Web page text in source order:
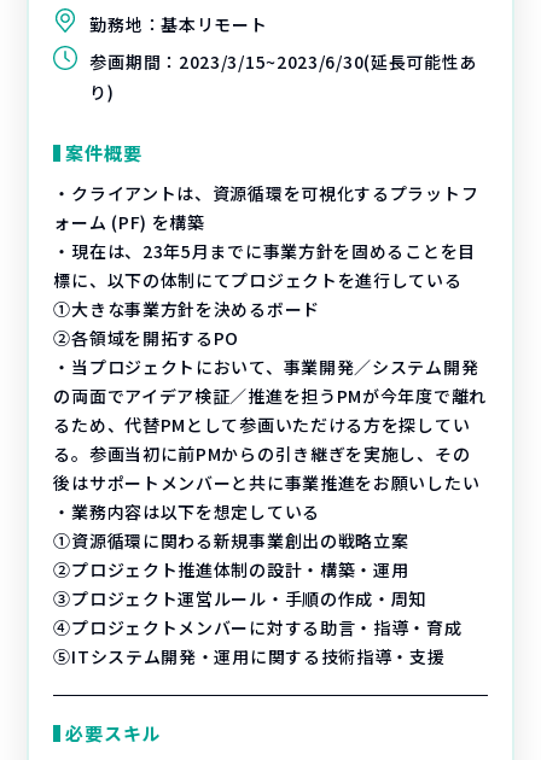
勤務地：基本リモート
参画期間： 2023/3/15~2023/6/30(延長可能性あ
り)
案件概要
・クライアントは、資源循環を可視化するプラットフ
ォーム (PF) を構築
・現在は、23年5月までに事業方針を固めることを目
標に、以下の体制にてプロジェクトを進行している
①大きな事業方針を決めるボード
②各領域を開拓するPO
・当プロジェクトにおいて、事業開発／システム開発
の両面でアイデア検証／推進を担うPMが今年度で離れ
るため、代替PMとして参画いただける方を探してい
る。参画当初に前PMからの引き継ぎを実施し、その
後はサポートメンバーと共に事業推進をお願いしたい
・業務内容は以下を想定している
①資源循環に関わる新規事業創出の戦略立案
②プロジェクト推進体制の設計・構築・運用
③プロジェクト運営ルール・手順の作成・周知
④プロジェクトメンバーに対する助言・指導・育成
⑤ITシステム開発・運用に関する技術指導・支援
必要スキル